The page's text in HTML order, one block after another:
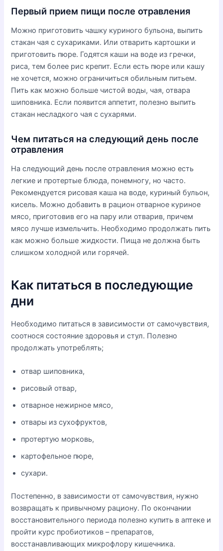
Первый прием пищи после отравления
Можно приготовить чашку куриного бульона, выпить
стакан чая с сухариками. Или отварить картошки и
приготовить пюре. Годятся каши на воде из гречки,
риса, тем более рис крепит. Если есть пюре или кашу
не хочется, можно ограничиться обильным питьем.
Пить как можно больше чистой воды, чая, отвара
шиповника. Если появится аппетит, полезно выпить
стакан несладкого чая с сухарями.
Чем питаться на следующий день после
отравления
На следующий день после отравления можно есть
легкие и протертые блюда, понемногу, но часто.
Рекомендуется рисовая каша на воде, куриный бульон,
кисель. Можно добавить в рацион отварное куриное
мясо, приготовив его на пару или отварив, причем
мясо лучше измельчить. Необходимо продолжать пить
как можно больше жидкости. Пища не должна быть
слишком холодной или горячей.
Как питаться в последующие
дни
Необходимо питаться в зависимости от самочувствия,
соотнося состояние здоровья и стул. Полезно
продолжать употреблять;
отвар шиповника,
рисовый отвар,
отварное нежирное мясо,
отвары из сухофруктов,
протертую морковь,
картофельное пюре,
сухари.
Постепенно, в зависимости от самочувствия, нужно
возвращать к привычному рациону. По окончании
восстановительного периода полезно купить в аптеке и
пройти курс пробиотиков – препаратов,
восстанавливающих микрофлору кишечника.